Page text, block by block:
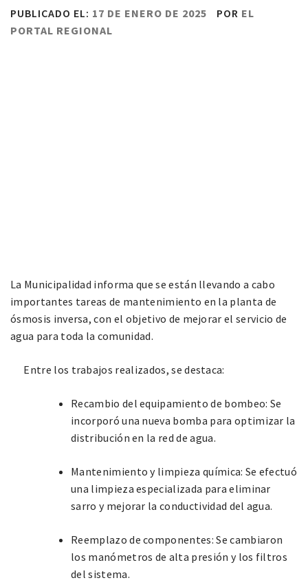
PUBLICADO EL: 17 DE ENERO DE 2025 POR EL
PORTAL REGIONAL
La Municipalidad informa que se están llevando a cabo
importantes tareas de mantenimiento en la planta de
ósmosis inversa, con el objetivo de mejorar el servicio de
agua para toda la comunidad.
Entre los trabajos realizados, se destaca:
Recambio del equipamiento de bombeo: Se
incorporó una nueva bomba para optimizar la
distribución en la red de agua.
Mantenimiento y limpieza química: Se efectuó
una limpieza especializada para eliminar
sarro y mejorar la conductividad del agua.
Reemplazo de componentes: Se cambiaron
los manómetros de alta presión y los filtros
del sistema.